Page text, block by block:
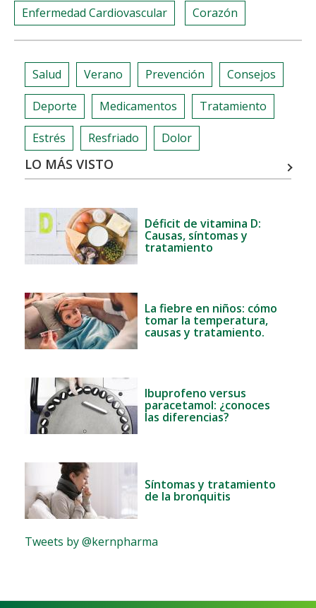
Enfermedad Cardiovascular Corazón
Salud Verano Prevención Consejos
Deporte Medicamentos Tratamiento
Estrés Resfriado Dolor
LO MÁS VISTO
Déficit de vitamina D:
Causas, síntomas y
tratamiento
La fiebre en niños: cómo
tomar la temperatura,
causas y tratamiento.
Ibuprofeno versus
paracetamol: ¿conoces
las diferencias?
Síntomas y tratamiento
de la bronquitis
Tweets by @kernpharma